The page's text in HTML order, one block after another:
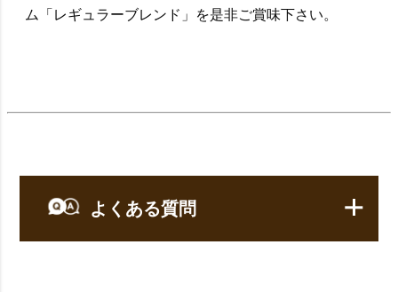
ム「レギュラーブレンド」を是非ご賞味下さい。
よくある質問